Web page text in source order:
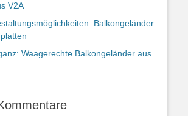
V2A
Balkongeländer
Waagerechte Balkongeländer aus